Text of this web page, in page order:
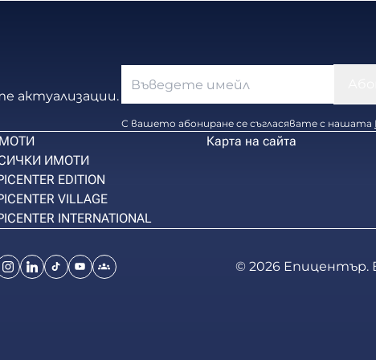
актуализации.
С вашето абониране се съгласявате с нашата
ИМОТИ
EDITION
VILLAGE
INTERNATIONAL
Карта на сайта
© 2026 Епицентър.